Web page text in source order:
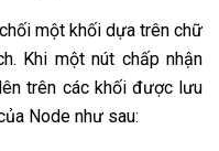
một khối dựa trên chữ
Khi một nút chấp nhận
trên các khối được lưu
Node như sau: